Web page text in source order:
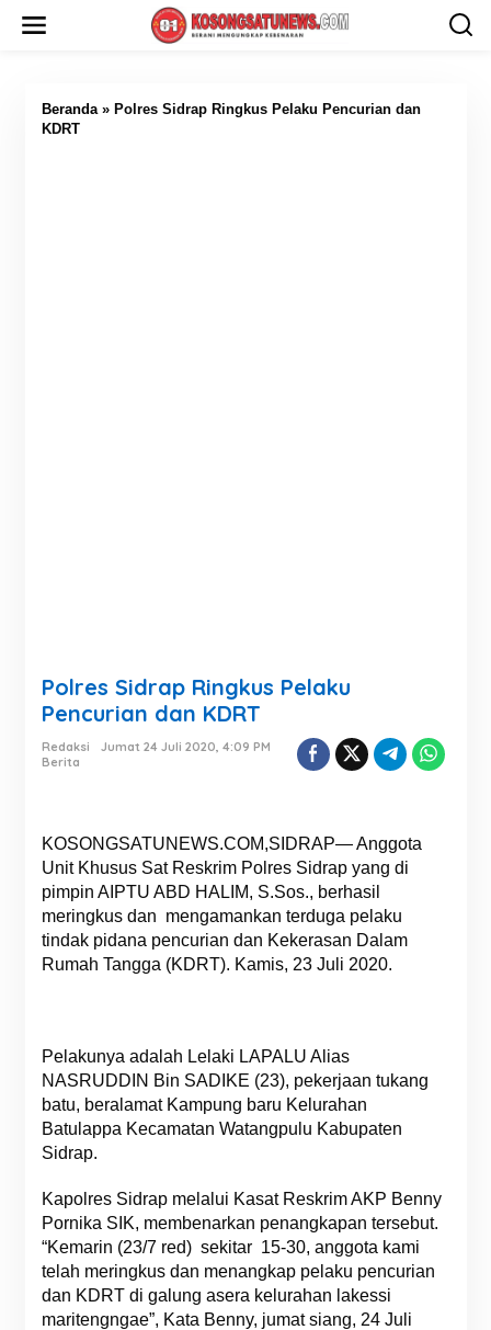
Beranda» Polres Sidrap Ringkus Pelaku Pencurian dan
KDRT
Polres Sidrap Ringkus Pelaku
Pencurian dan KDRT
Redaksi
Jumat 24 Juli 2020, 4:09 PM
Berita
KOSONGSATUNEWS.COM,SIDRAP— Anggota
Unit Khusus Sat Reskrim Polres Sidrap yang di
pimpin AIPTU ABD HALIM, S.Sos., berhasil
meringkus dan mengamankan terduga pelaku
tindak pidana pencurian dan Kekerasan Dalam
Rumah Tangga (KDRT). Kamis, 23 Juli 2020.
Pelakunya adalah Lelaki LAPALU Alias
NASRUDDIN Bin SADIKE (23), pekerjaan tukang
batu, beralamat Kampung baru Kelurahan
Batulappa Kecamatan Watangpulu Kabupaten
Sidrap.
Kapolres Sidrap melalui Kasat Reskrim AKP Benny
Pornika SIK, membenarkan penangkapan tersebut.
“Kemarin (23/7 red) sekitar 15-30, anggota kami
telah meringkus dan menangkap pelaku pencurian
dan KDRT di galung asera kelurahan lakessi
maritengngae”, Kata Benny, jumat siang, 24 Juli